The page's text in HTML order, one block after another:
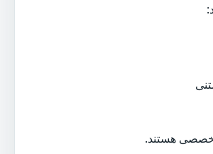
تخصصی هستند.